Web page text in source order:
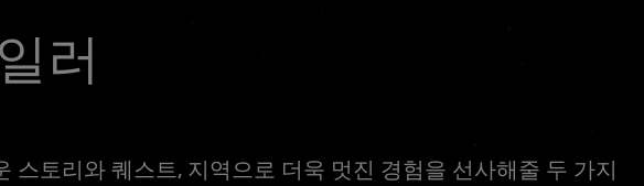
러
스토리와 퀘스트, 지역으로 더욱 멋진 경험을 선사해줄 두 가지